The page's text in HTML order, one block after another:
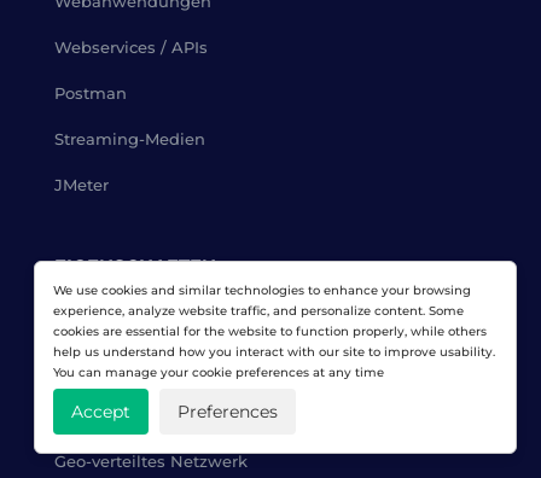
Webservices / APIs
Postman
Streaming-Medien
JMeter
EIGENSCHAFTEN
Lastkurven
Skripte erstellen
Leistungsberichte
Geo-verteiltes Netzwerk
We use cookies and similar technologies to enhance your browsing
experience, analyze website traffic, and personalize content. Some
cookies are essential for the website to function properly, while others
help us understand how you interact with our site to improve usability.
You can manage your cookie preferences at any time
Accept Preferences